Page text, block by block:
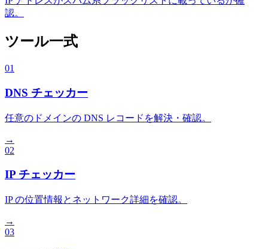
認。
ツール一式
01
DNS チェッカー
任意のドメインの DNS レコードを解決・確認。
→
02
IP チェッカー
IP の位置情報とネットワーク詳細を確認。
→
03